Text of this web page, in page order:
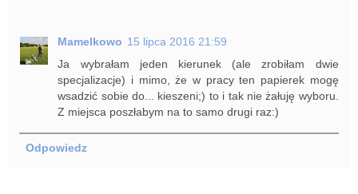
Mamelkowo 15 lipca 2016 21:59
Ja wybrałam jeden kierunek (ale zrobiłam dwie
specjalizacje) i mimo, że w pracy ten papierek mogę
wsadzić sobie do... kieszeni;) to i tak nie żałuję wyboru.
Z miejsca poszłabym na to samo drugi raz:)
Odpowiedz